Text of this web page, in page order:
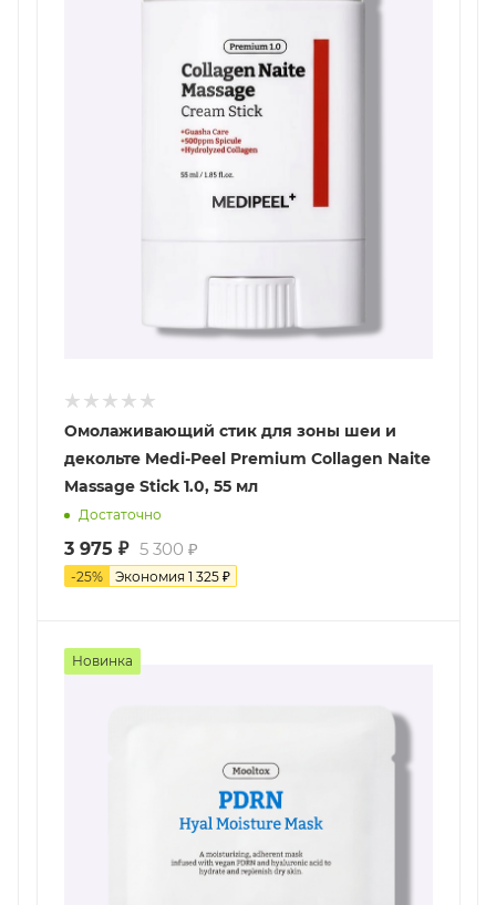
Омолаживающий стик для зоны шеи и
декольте Medi-Peel Premium Collagen Naite
Massage Stick 1.0, 55 мл
Достаточно
3 975 ₽ 5 300 ₽
-25% Экономия 1 325 ₽
Новинка